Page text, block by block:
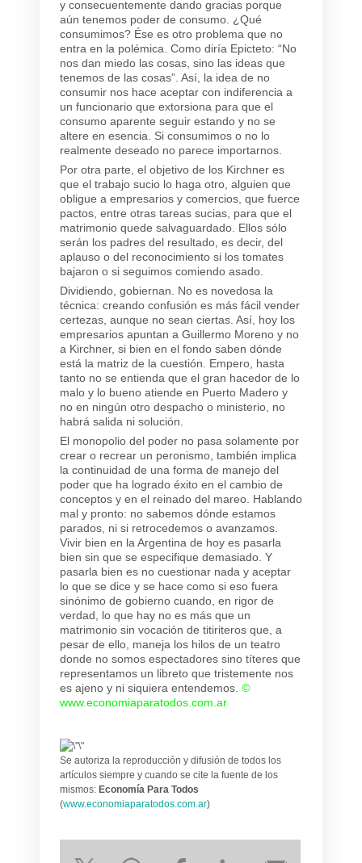
y consecuentemente dando gracias porque
aún tenemos poder de consumo. ¿Qué
consumimos? Ése es otro problema que no
entra en la polémica. Como diría Epicteto: “No
nos dan miedo las cosas, sino las ideas que
tenemos de las cosas”. Así, la idea de no
consumir nos hace aceptar con indiferencia a
un funcionario que extorsiona para que el
consumo aparente seguir estando y no se
altere en esencia. Si consumimos o no lo
realmente deseado no parece importarnos.
Por otra parte, el objetivo de los Kirchner es
que el trabajo sucio lo haga otro, alguien que
obligue a empresarios y comercios, que fuerce
pactos, entre otras tareas sucias, para que el
matrimonio quede salvaguardado. Ellos sólo
serán los padres del resultado, es decir, del
aplauso o del reconocimiento si los tomates
bajaron o si seguimos comiendo asado.
Dividiendo, gobiernan. No es novedosa la
técnica: creando confusión es más fácil vender
certezas, aunque no sean ciertas. Así, hoy los
empresarios apuntan a Guillermo Moreno y no
a Kirchner, si bien en el fondo saben dónde
está la matriz de la cuestión. Empero, hasta
tanto no se entienda que el gran hacedor de lo
malo y lo bueno atiende en Puerto Madero y
no en ningún otro despacho o ministerio, no
habrá salida ni solución.
El monopolio del poder no pasa solamente por
crear o recrear un peronismo, también implica
la continuidad de una forma de manejo del
poder que ha logrado éxito en el cambio de
conceptos y en el reinado del mareo. Hablando
mal y pronto: no sabemos dónde estamos
parados, ni si retrocedemos o avanzamos.
Vivir bien en la Argentina de hoy es pasarla
bien sin que se especifique demasiado. Y
pasarla bien es no cuestionar nada y aceptar
lo que se dice y se hace como si eso fuera
sinónimo de gobierno cuando, en rigor de
verdad, lo que hay no es más que un
matrimonio sin vocación de titiriteros que, a
pesar de ello, maneja los hilos de un teatro
donde no somos espectadores sino títeres que
representamos un libreto que tristemente nos
es ajeno y ni siquiera entendemos. ©
www.economiaparatodos.com.ar
Se autoriza la reproducción y difusión de todos los
artículos siempre y cuando se cite la fuente de los
mismos: Economía Para Todos
(www.economiaparatodos.com.ar)